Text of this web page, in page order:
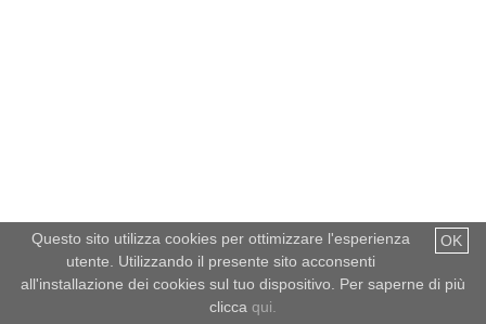
OK
Questo sito utilizza cookies per ottimizzare l'esperienza
utente. Utilizzando il presente sito acconsenti
all'installazione dei cookies sul tuo dispositivo. Per saperne di più
clicca qui.